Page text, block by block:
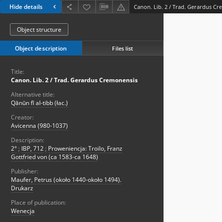
Hide details Canon. Lib. 2 / Trad. Gerardus
Object structure
Object description Files list
Title:
Canon. Lib. 2 / Trad. Gerardus Cremonensis
Alternative title:
Qānūn fī al-tibb (łac.)
Creator:
Avicenna (980-1037)
Description:
2° ; IBP, 712 ; Proweniencja: Troilo, Franz
Gottfried von (ca 1583-ca 1648)
Publisher:
Maufer, Petrus (około 1440-około 1494).
Drukarz
Place of publication:
Wenecja